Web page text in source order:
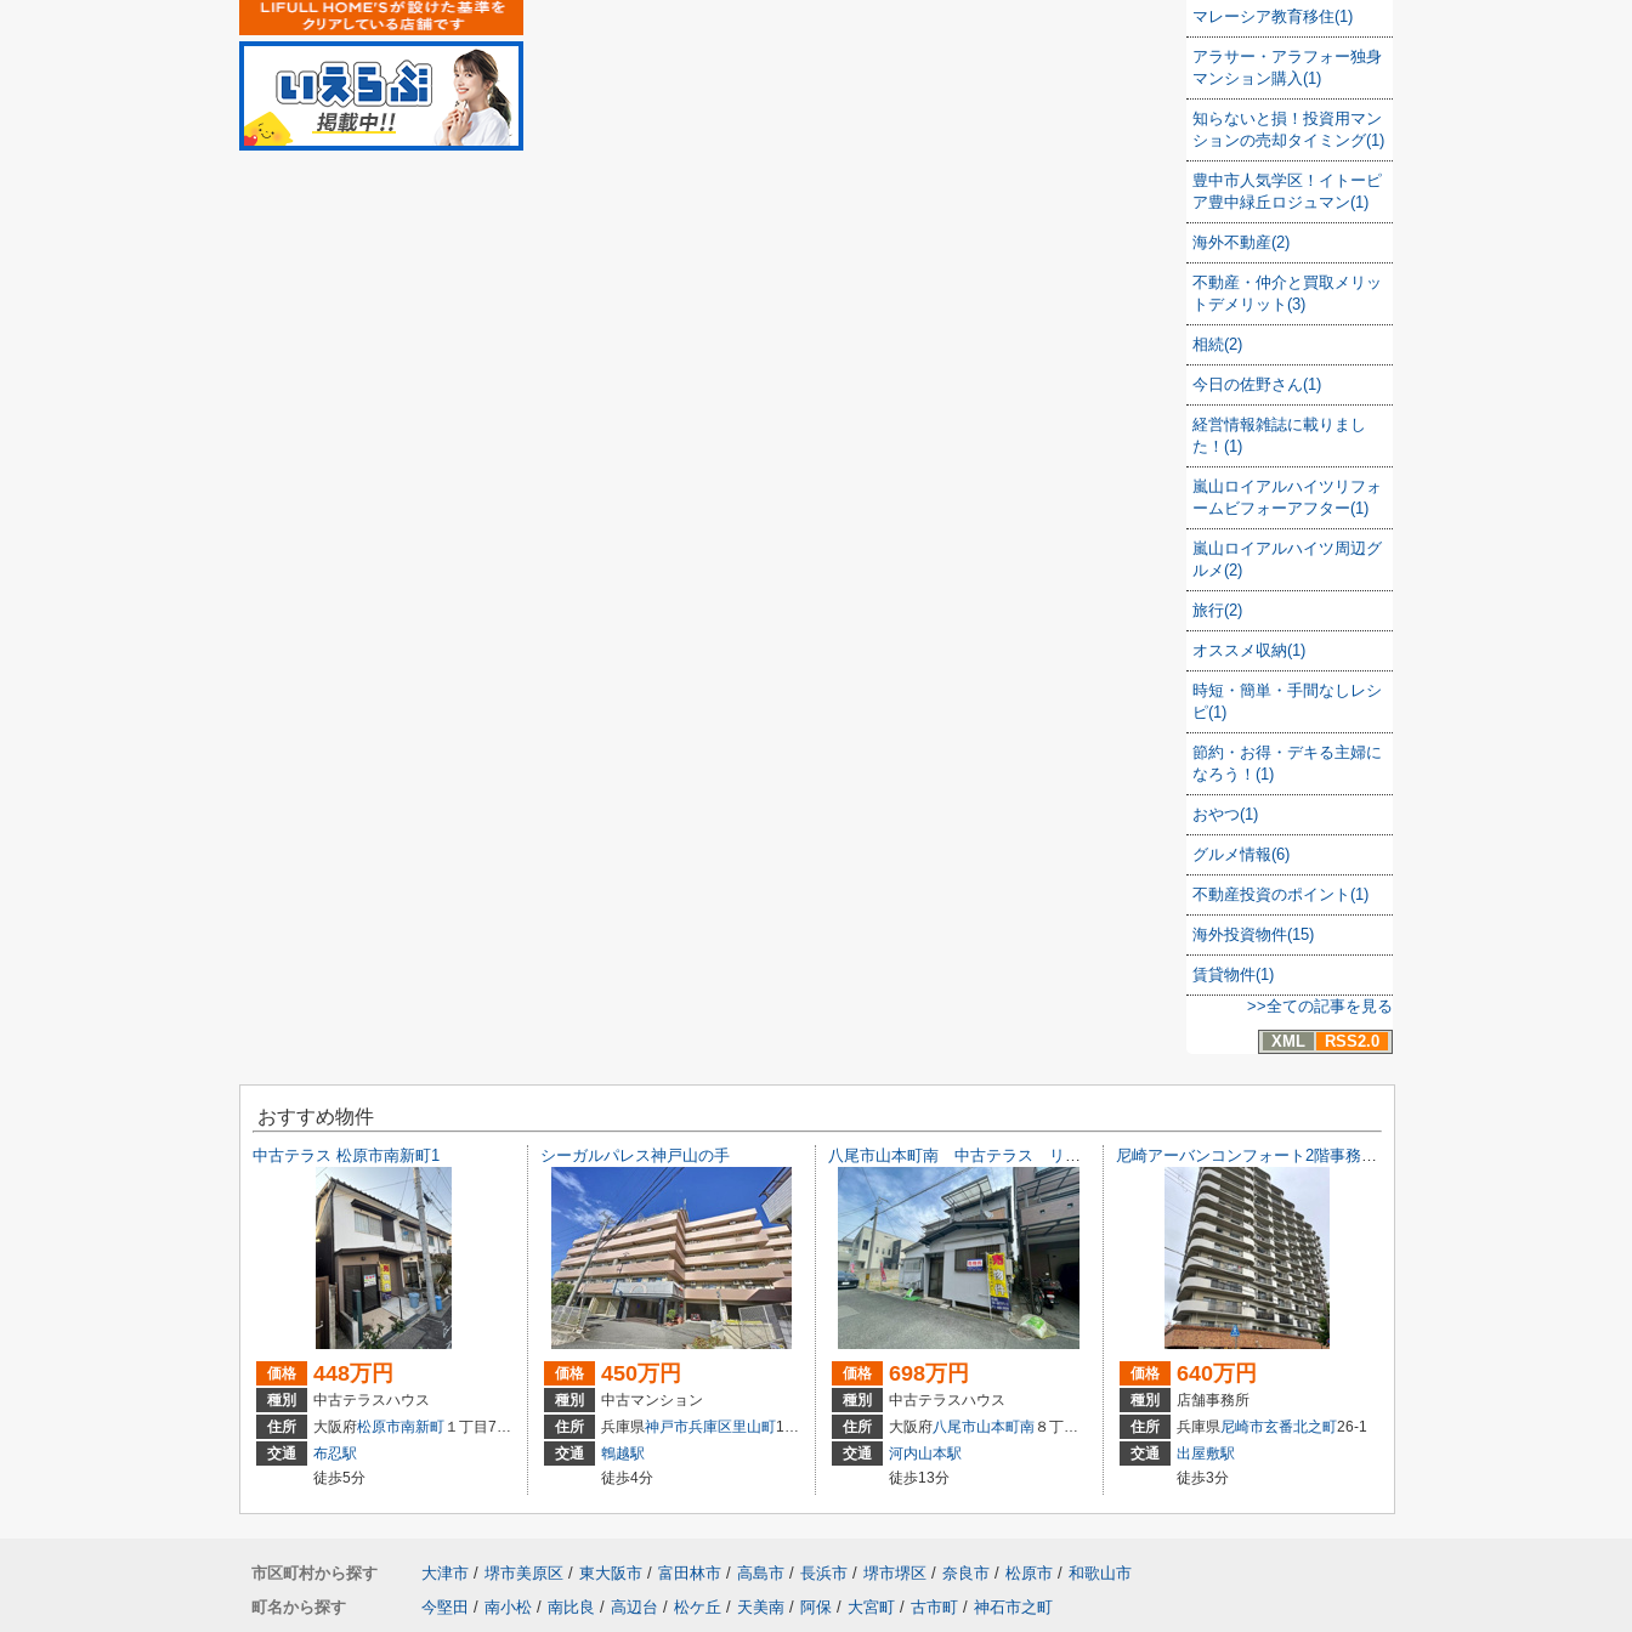
マレーシア教育移住(1)
アラサー・アラフォー独身
マンション購入(1)
知らないと損！投資用マン
ションの売却タイミング(1)
豊中市人気学区！イトーピ
ア豊中緑丘ロジュマン(1)
海外不動産(2)
不動産・仲介と買取メリッ
トデメリット(3)
相続(2)
今日の佐野さん(1)
経営情報雑誌に載りまし
た！(1)
嵐山ロイアルハイツリフォ
ームビフォーアフター(1)
嵐山ロイアルハイツ周辺グ
ルメ(2)
旅行(2)
オススメ収納(1)
時短・簡単・手間なしレシ
ピ(1)
節約・お得・デキる主婦に
なろう！(1)
おやつ(1)
グルメ情報(6)
不動産投資のポイント(1)
海外投資物件(15)
賃貸物件(1)
>>全ての記事を見る
XML
RSS2.0
おすすめ物件
中古テラス 松原市南新町1
価格 448万円
種別
中古テラスハウス
住所
大阪府松原市南新町 １丁目7-22
交通
布忍駅
徒歩5分
シーガルパレス神戸山の手
価格 450万円
種別
中古マンション
住所
兵庫県神戸市兵庫区里山町1-46
交通
鵯越駅
徒歩4分
八尾市山本町南 中古テラス リフォームしました！
価格 698万円
種別
中古テラスハウス
住所
大阪府八尾市山本町南 ８丁目16-23
交通
河内山本駅
徒歩13分
尼崎アーバンコンフォート2階事務所 オーナーチェンジ物件
価格 640万円
種別
店舗事務所
住所
兵庫県尼崎市玄番北之町26-1
交通
出屋敷駅
徒歩3分
市区町村から探す 大津市 / 堺市美原区 / 東大阪市 / 富田林市 / 高島市 / 長浜市 / 堺市堺区 / 奈良市 / 松原市 / 和歌山市
町名から探す
今堅田 / 南小松 / 南比良 / 高辺台 / 松ケ丘 / 天美南 / 阿保 / 大宮町 / 古市町 / 神石市之町